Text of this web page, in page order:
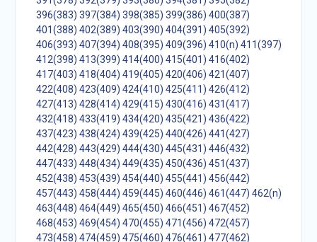
396(383) 397(384) 398(385) 399(386) 400(387)
401(388) 402(389) 403(390) 404(391) 405(392)
406(393) 407(394) 408(395) 409(396) 410(n) 411(397)
412(398) 413(399) 414(400) 415(401) 416(402)
417(403) 418(404) 419(405) 420(406) 421(407)
422(408) 423(409) 424(410) 425(411) 426(412)
427(413) 428(414) 429(415) 430(416) 431(417)
432(418) 433(419) 434(420) 435(421) 436(422)
437(423) 438(424) 439(425) 440(426) 441(427)
442(428) 443(429) 444(430) 445(431) 446(432)
447(433) 448(434) 449(435) 450(436) 451(437)
452(438) 453(439) 454(440) 455(441) 456(442)
457(443) 458(444) 459(445) 460(446) 461(447) 462(n)
463(448) 464(449) 465(450) 466(451) 467(452)
468(453) 469(454) 470(455) 471(456) 472(457)
473(458) 474(459) 475(460) 476(461) 477(462)